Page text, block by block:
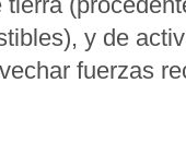
y de
fuerzas